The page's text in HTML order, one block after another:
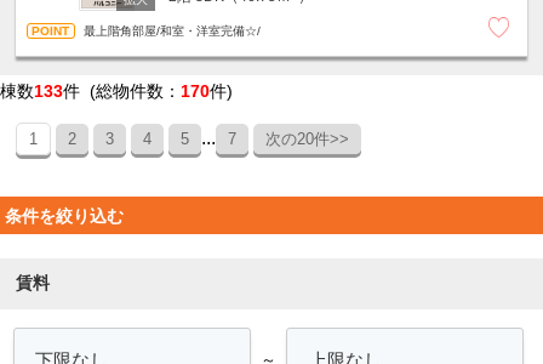
最上階角部屋/和室・洋室完備☆/
棟数133件 (総物件数： 170件)
1 2 3 4 5 ... 7 次の20件>>
条件を絞り込む
賃料
～